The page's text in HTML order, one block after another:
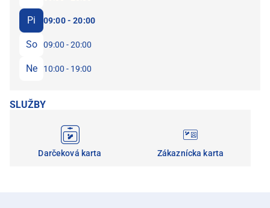
Pi 09:00 - 20:00
So 09:00 - 20:00
Ne 10:00 - 19:00
SLUŽBY
Darčeková karta Zákaznícka karta